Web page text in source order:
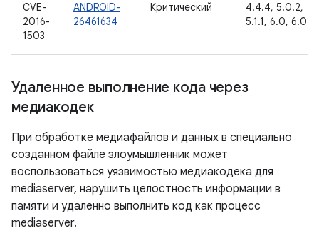
CVE-
2016-
1503
ANDROID-
26461634
Критический
4.4.4, 5.0.2,
5.1.1, 6.0, 6.0.1
Удаленное выполнение кода через
медиакодек
При обработке медиафайлов и данных в специально
созданном файле злоумышленник может
воспользоваться уязвимостью медиакодека для
mediaserver, нарушить целостность информации в
памяти и удаленно выполнить код как процесс
mediaserver.